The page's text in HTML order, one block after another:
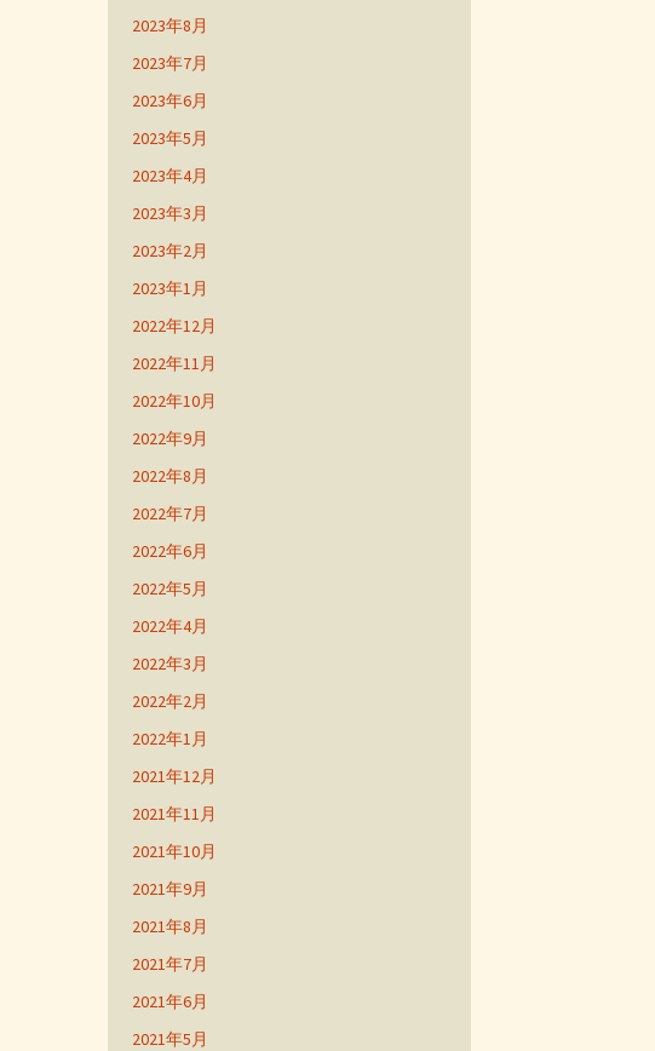
2023年8月
2023年7月
2023年6月
2023年5月
2023年4月
2023年3月
2023年2月
2023年1月
2022年12月
2022年11月
2022年10月
2022年9月
2022年8月
2022年7月
2022年6月
2022年5月
2022年4月
2022年3月
2022年2月
2022年1月
2021年12月
2021年11月
2021年10月
2021年9月
2021年8月
2021年7月
2021年6月
2021年5月